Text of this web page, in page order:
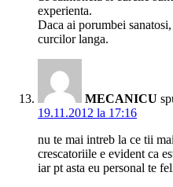
experienta.
Daca ai porumbei
curcilor langa.
MECANICU
19.11.2012 la 17:16
nu te mai intreb la ce tii
crescatoriile e evident ca
iar pt asta eu personal te